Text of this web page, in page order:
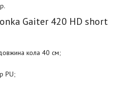
Gaiter 420 HD short
кола 40 см;
PU;